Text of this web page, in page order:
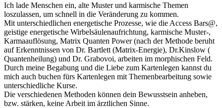
Ich lade Menschen ein, alte Muster und karmische Themen
loszulassen, um schnell in die Veränderung zu kommen.
Mit unterschiedlichen energetische Prozesse, wie die Access Bars@,
geistige energetische Wirbelsäulenaufrichtung, karmische Muster-,
Karmaauflösung, Matrix Quanten Power (nach der Methode beruht
auf Erkenntnissen von Dr. Bartlett (Matrix-Energie), Dr.Kinslow (
Quantenheilung) und Dr. Grabovoi, arbeiten im morphischen Feld.
Durch meine Begabung und die Liebe zum Kartenlegen kannst du
mich auch buchen fürs Kartenlegen mit Themenbearbeitung sowie
unterschiedliche Kurse.
Die verschiedenen Methoden können dein Bewusstsein anheben,
bzw. stärken, keine Arbeit im ärztlichen Sinne.